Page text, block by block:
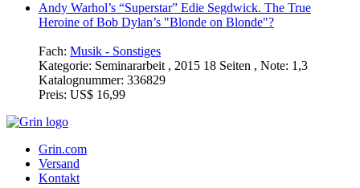
Andy Warhol’s “Superstar” Edie Segdwick. The True
Heroine of Bob Dylan’s "Blonde on Blonde"?
Fach: Musik - Sonstiges
Kategorie: Seminararbeit , 2015 18 Seiten , Note: 1,3
Katalognummer: 336829
Preis: US$ 16,99
Grin.com
Versand
Kontakt